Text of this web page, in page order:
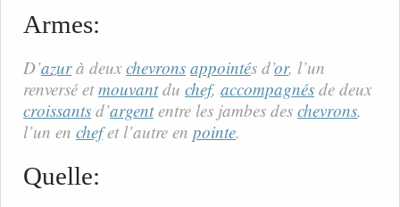
Armes:
D’azurà deuxchevrons appointés d’or, l’un
renversé etmouvantdu chef, accompagnés de deux
croissants d’argententre les jambes des chevrons,
l’un en chefet l’autre en pointe.
Quelle: